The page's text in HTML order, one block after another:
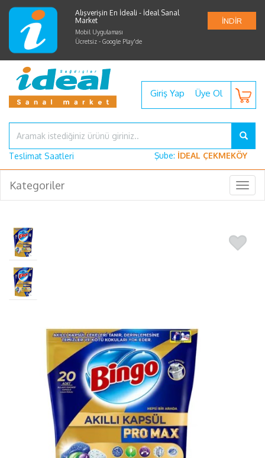
Alışverişin En İdeali - İdeal Sanal
Market
Mobil Uygulaması
Ücretsiz - Google Play'de
İNDİR
Giriş Yap Üye Ol
Teslimat Saatleri Şube: İDEAL ÇEKMEKÖY
Kategoriler